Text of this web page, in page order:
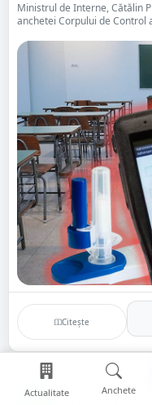
Ministrul de Interne, Cătălin
anchetei Corpului de Control
Citește
Actualitate
Actualitate Anchete